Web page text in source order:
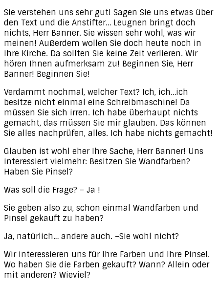
Sie verstehen uns sehr gut! Sagen Sie uns etwas über
den Text und die Anstifter… Leugnen bringt doch
nichts, Herr Banner. Sie wissen sehr wohl, was wir
meinen! Außerdem wollen Sie doch heute noch in
Ihre Kirche. Da sollten Sie keine Zeit verlieren. Wir
hören Ihnen aufmerksam zu! Beginnen Sie, Herr
Banner! Beginnen Sie!
Verdammt nochmal, welcher Text? Ich, ich…ich
besitze nicht einmal eine Schreibmaschine! Da
müssen Sie sich irren. Ich habe überhaupt nichts
gemacht, das müssen Sie mir glauben. Das können
Sie alles nachprüfen, alles. Ich habe nichts gemacht!
Glauben ist wohl eher Ihre Sache, Herr Banner! Uns
interessiert vielmehr: Besitzen Sie Wandfarben?
Haben Sie Pinsel?
Was soll die Frage? – Ja !
Sie geben also zu, schon einmal Wandfarben und
Pinsel gekauft zu haben?
Ja, natürlich… andere auch. –Sie wohl nicht?
Wir interessieren uns für Ihre Farben und Ihre Pinsel.
Wo haben Sie die Farben gekauft? Wann? Allein oder
mit anderen? Wieviel?